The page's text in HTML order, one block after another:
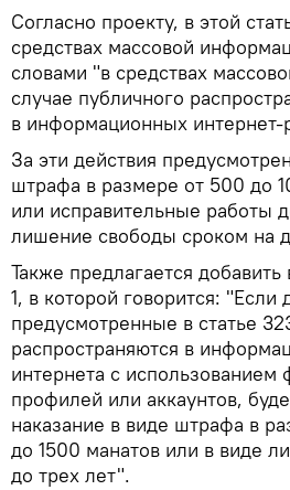
Согласно проекту, в этой
средствах массовой
словами "в средствах
случае публичного
в информационных интернет-
За эти действия
штрафа в размере от 500 до
или исправительные работы
лишение свободы сроком на
Также предлагается
1, в которой говорится: "Если
предусмотренные в статье
распространяются в
интернета с
профилей или аккаунтов,
наказание в виде штрафа в
до 1500 манатов или в виде
до трех лет".